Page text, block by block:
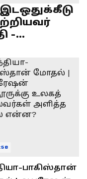
-
பாகிஸ்தான்